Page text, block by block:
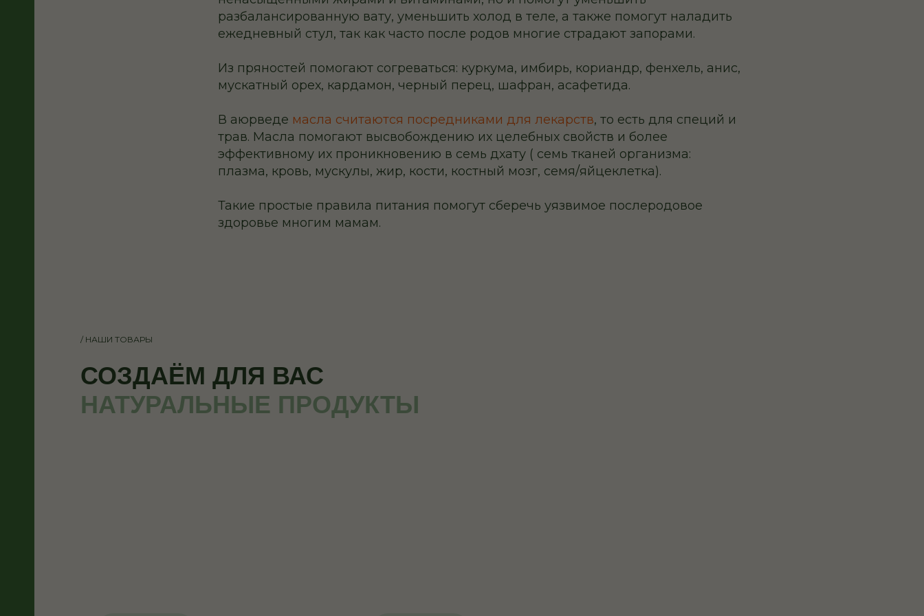
разбалансированную вату, уменьшить холод в теле, а также помогут наладить
ежедневный стул, так как часто после родов многие страдают запорами.
Из пряностей помогают согреваться: куркума, имбирь, кориандр, фенхель, анис,
мускатный орех, кардамон, черный перец, шафран, асафетида.
В аюрведе масла считаются посредниками для лекарств, то есть для специй и
трав. Масла помогают высвобождению их целебных свойств и более
эффективному их проникновению в семь дхату ( семь тканей организма:
плазма, кровь, мускулы, жир, кости, костный мозг, семя/яйцеклетка).
Такие простые правила питания помогут сберечь уязвимое послеродовое
здоровье многим мамам.
СОЗДАЁМ ДЛЯ ВАС
НАТУРАЛЬНЫЕ ПРОДУКТЫ
/ НАШИ ТОВАРЫ